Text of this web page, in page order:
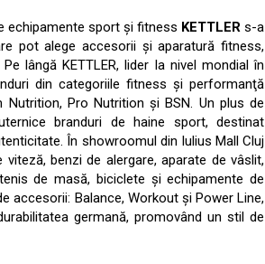
echipamente sport şi fitness KETTLER s-a
pot alege accesorii şi aparatură fitness,
lângă KETTLER, lider la nivel mondial în
din categoriile fitness şi performanţă
Nutrition, Pro Nutrition şi BSN. Un plus de
branduri de haine sport, destinat
În showroomul din Iulius Mall Cluj
benzi de alergare, aparate de vâslit,
de masă, biciclete şi echipamente de
accesorii: Balance, Workout şi Power Line,
germană, promovând un stil de